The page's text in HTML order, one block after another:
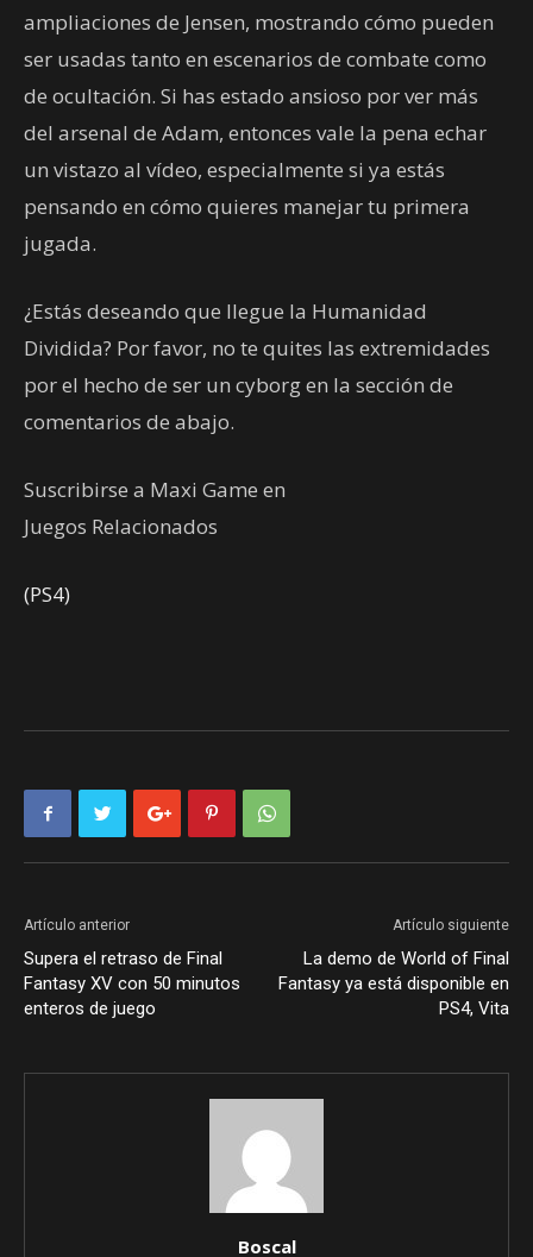
ampliaciones de Jensen, mostrando cómo pueden
ser usadas tanto en escenarios de combate como
de ocultación. Si has estado ansioso por ver más
del arsenal de Adam, entonces vale la pena echar
un vistazo al vídeo, especialmente si ya estás
pensando en cómo quieres manejar tu primera
jugada.
¿Estás deseando que llegue la Humanidad
Dividida? Por favor, no te quites las extremidades
por el hecho de ser un cyborg en la sección de
comentarios de abajo.
Suscribirse a Maxi Game en
Juegos Relacionados
(PS4)
Artículo anterior
Supera el retraso de Final
Fantasy XV con 50 minutos
enteros de juego
Artículo siguiente
La demo de World of Final
Fantasy ya está disponible en
PS4, Vita
Boscal